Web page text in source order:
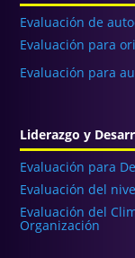
Evaluación de
Evaluación para
Evaluación para
Liderazgo y
Evaluación para
Evaluación del
Evaluación del
Organización